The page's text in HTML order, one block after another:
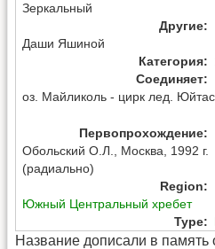
Зеркальный
Другие:
Даши Яшиной
Категория:
Соединяет:
оз. Майликоль - цирк лед. Юйтас
Первопрохождение:
Обольский О.Л.
Москва
1992 г.
(радиально)
Region:
Южный Центральный хребет
Type:
Название дописали в память